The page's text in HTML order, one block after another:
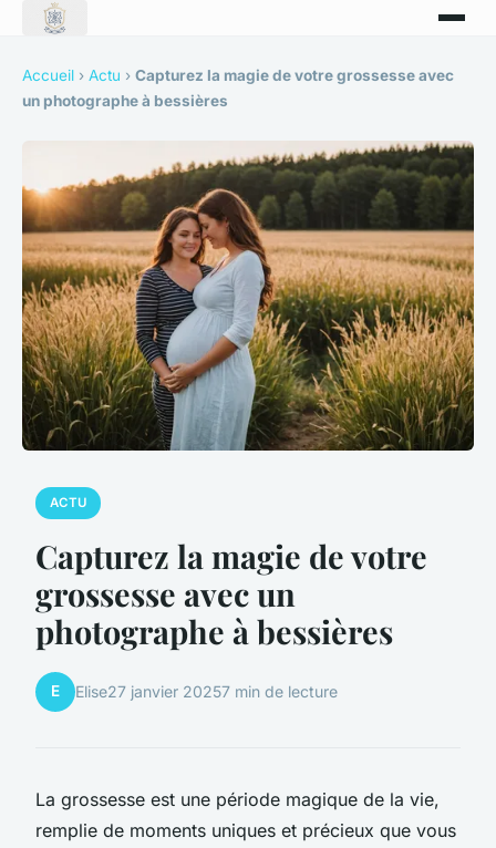
Accueil › Actu › Capturez la magie de votre grossesse avec
un photographe à bessières
ACTU
Capturez la magie de votre
grossesse avec un
photographe à bessières
E Elise27 janvier 20257 min de lecture
La grossesse est une période magique de la vie,
remplie de moments uniques et précieux que vous